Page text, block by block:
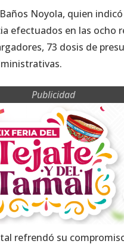
Noyola, quien
efectuados en las ocho
73 dosis de
Publicidad
refrendó su